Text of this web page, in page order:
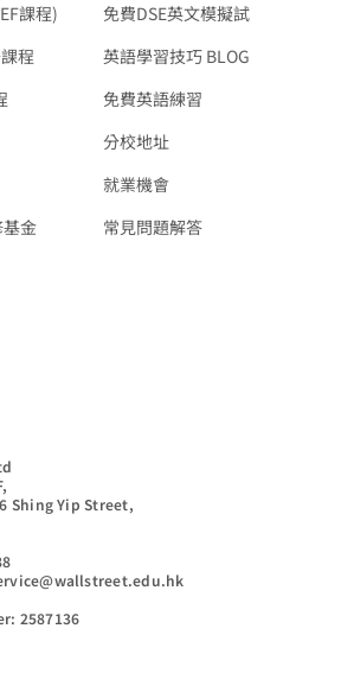
課程)
程
金
免費DSE英文模擬試
英語學習技巧 BLOG
免費英語練習
分校地址
就業機會
常見問題解答
Shing Yip Street,
2587136